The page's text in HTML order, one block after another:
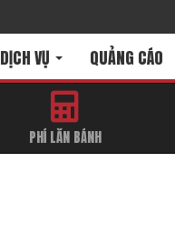
DỊCH VỤ QUẢNG CÁO
PHÍ LĂN BÁNH